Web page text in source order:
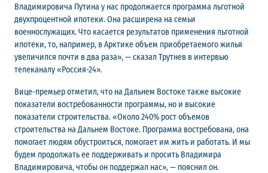
Владимировича Путина у нас продолжается программа льготной
двухпроцентной ипотеки. Она расширена на семьи
военнослужащих. Что касается результатов применения льготной
ипотеки, то, например, в Арктике объем приобретаемого жилья
увеличился почти в два раза», — сказал Трутнев в интервью
телеканалу «Россия-24».
Вице-премьер отметил, что на Дальнем Востоке также высокие
показатели востребованности программы, но и высокие
показатели строительства. «Около 240% рост объемов
строительства на Дальнем Востоке. Программа востребована, она
помогает людям обустроиться, помогает им жить и работать. И мы
будем продолжать ее поддерживать и просить Владимира
Владимировича, чтобы он поддержал нас», — пояснил он.